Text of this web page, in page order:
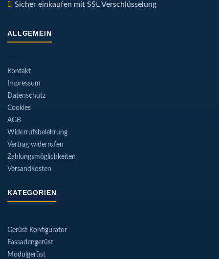
Sicher einkaufen mit SSL Verschlüsselung
ALLGEMEIN
Kontakt
Impressum
Datenschutz
Cookies
AGB
Widerrufsbelehrung
Vertrag widerrufen
Zahlungsmöglichkeiten
Versandkosten
KATEGORIEN
Gerüst Konfigurator
Fassadengerüst
Modulgerüst